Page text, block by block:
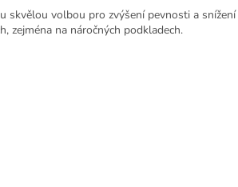
skvělou volbou pro zvýšení pevnosti a
zejména na náročných podkladech.